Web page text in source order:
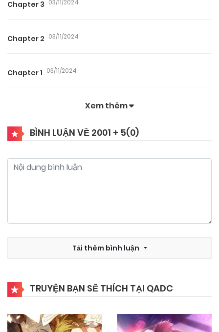
Chapter 3 03/11/2024
Chapter 2 03/11/2024
Chapter 1 03/11/2024
Xem thêm
BÌNH LUẬN VỀ 2001 + 5(0)
Tải thêm bình luận
TRUYỆN BẠN SẼ THÍCH TẠI QADC